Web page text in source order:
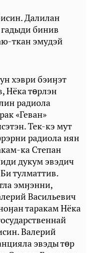
Далилан
бинив
ткан эмудэй
хэври бэиӈэт
Нёка тɵрлэн
радиола
«Геван»
Тек-кэ мут
радиола нян
ка Степан
дукум эвэдич
тулматтив.
эмӈэнни,
Васильевич
таракам Нёка
Валерий
эвэды тɵр